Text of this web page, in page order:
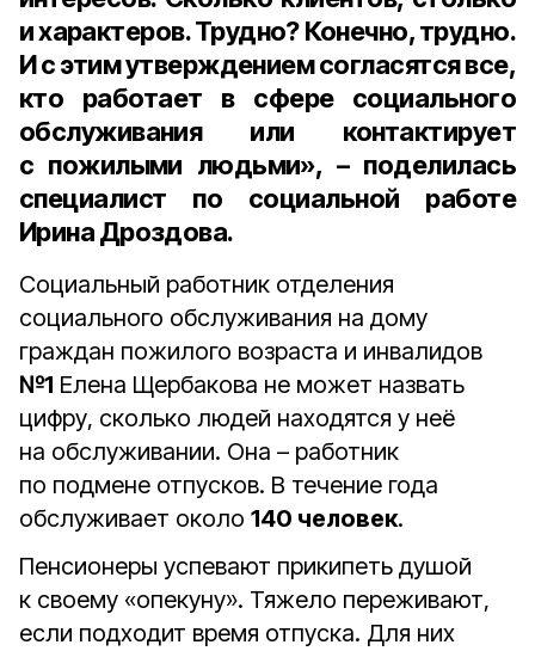
и характеров. Трудно? Конечно, трудно.
И с этим утверждением согласятся все,
кто работает в сфере социального
обслуживания или контактирует
с пожилыми людьми», – поделилась
специалист по социальной работе
Ирина Дроздова.
Социальный работник отделения
социального обслуживания на дому
граждан пожилого возраста и инвалидов
№1 Елена Щербакова не может назвать
цифру, сколько людей находятся у неё
на обслуживании. Она – работник
по подмене отпусков. В течение года
обслуживает около 140 человек.
Пенсионеры успевают прикипеть душой
к своему «опекуну». Тяжело переживают,
если подходит время отпуска. Для них